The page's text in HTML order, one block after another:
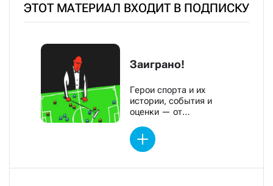
ЭТОТ МАТЕРИАЛ ВХОДИТ В ПОДПИСКУ
Заиграно!
Герои спорта и их
истории, события и
оценки — от